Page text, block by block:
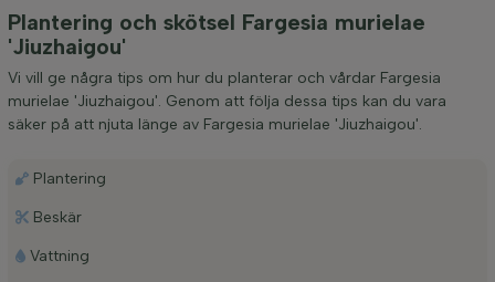
Plantering och skötsel Fargesia murielae
'Jiuzhaigou'
Vi vill ge några tips om hur du planterar och vårdar Fargesia
murielae 'Jiuzhaigou'. Genom att följa dessa tips kan du vara
säker på att njuta länge av Fargesia murielae 'Jiuzhaigou'.
Plantering
Beskär
Vattning